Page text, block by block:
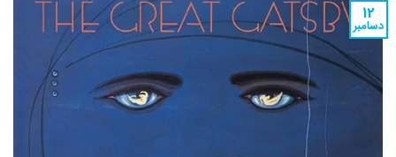
12
دسامبر